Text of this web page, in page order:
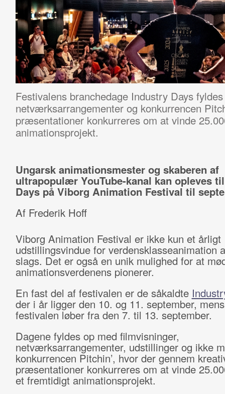
Festivalens branchedage Industry Daysfyldes
netværksarrangementer og konkurrencen
præsentationer konkurreres om at vinde
animationsprojekt.
Ungarsk animationsmester og skaberen af
ultrapopulær YouTube-kanal kan opleves
Days på Viborg Animation Festival til
Af Frederik Hoff
Viborg Animation Festival er ikke kun et årligt
udstillingsvindue for verdensklasseanimation
slags. Det er også en unik mulighed for at
animationsverdenens pionerer.
En fast del af festivalen er de såkaldte
der i år ligger den 10. og 11. september,
festivalen løber fra den 7. til 13. september.
Dagene fyldes op med filmvisninger,
netværksarrangementer, udstillinger og ikke
konkurrencen Pitchin’, hvor der gennem
præsentationer konkurreres om at vinde
et fremtidigt animationsprojekt.